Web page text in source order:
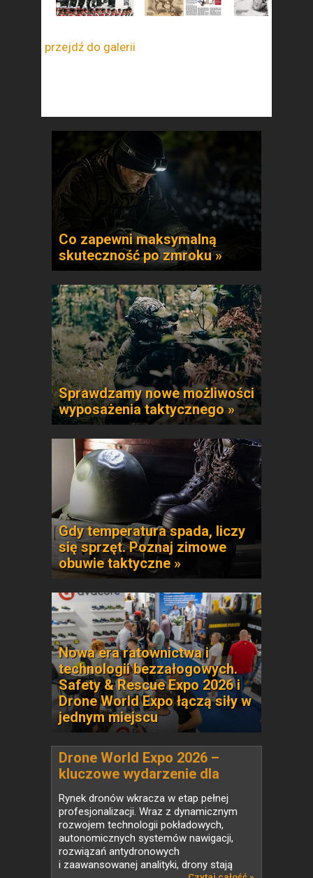
przejdź do galerii
Co zapewni maksymalną
skuteczność po zmroku »
Sprawdzamy nowe możliwości
wyposażenia taktycznego »
Gdy temperatura spada, liczy
się sprzęt. Poznaj zimowe
obuwie taktyczne »
Nowa era ratownictwa i
technologii bezzałogowych.
Safety & Rescue Expo 2026 i
Drone World Expo łączą siły w
jednym miejscu
Drone World Expo 2026 –
kluczowe wydarzenie dla
branży UAV w Polsce
Rynek dronów wkracza w etap pełnej
profesjonalizacji. Wraz z dynamicznym
rozwojem technologii pokładowych,
autonomicznych systemów nawigacji,
rozwiązań antydronowych
i zaawansowanej analityki, drony stają